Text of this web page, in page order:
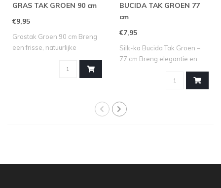
GRAS TAK GROEN 90 cm
€9,95
Grastak Groen 90 cm Breng
een frisse, natuurlijke
BUCIDA TAK GROEN 77
cm
€7,95
Silk-ka Bucida Tak Groen –
77 cm Breng elegantie en